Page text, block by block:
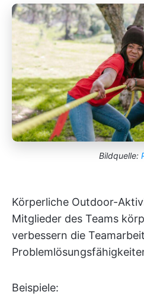
Bildquelle:
Körperliche Outdoor-
Mitglieder des Teams
verbessern die
Beispiele: